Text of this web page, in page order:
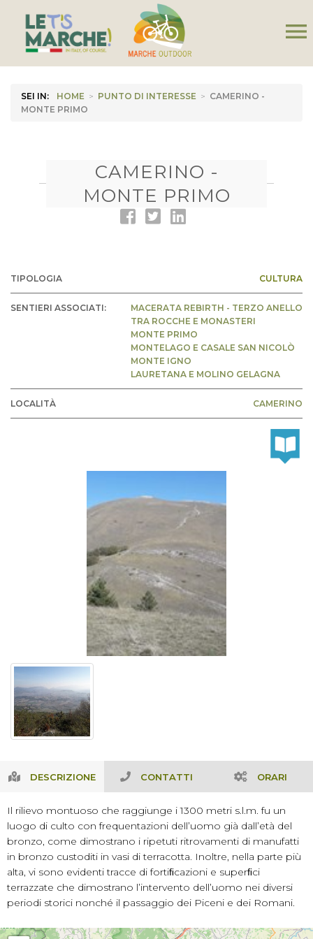
menu
SEI IN: HOME > PUNTO DI INTERESSE > CAMERINO -
MONTE PRIMO
CAMERINO -
MONTE PRIMO
TIPOLOGIA CULTURA
SENTIERI ASSOCIATI:
MACERATA REBIRTH - TERZO ANELLO
TRA ROCCHE E MONASTERI
MONTE PRIMO
MONTELAGO E CASALE SAN NICOLÒ
MONTE IGNO
LAURETANA E MOLINO GELAGNA
LOCALITÀ CAMERINO
DESCRIZIONE CONTATTI ORARI
Il rilievo montuoso che raggiunge i 1300 metri s.l.m. fu un
luogo di culto con frequentazioni dell’uomo già dall’età del
bronzo, come dimostrano i ripetuti ritrovamenti di manufatti
in bronzo custoditi in vasi di terracotta. Inoltre, nella parte più
alta, vi sono evidenti tracce di fortiﬁcazioni e superﬁci
terrazzate che dimostrano l’intervento dell’uomo nei diversi
periodi storici nonché il passaggio dei Piceni e dei Romani.